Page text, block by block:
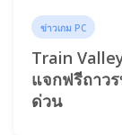
ข่าวเกม PC
Train
แจกฟรีถาว
ด่วน